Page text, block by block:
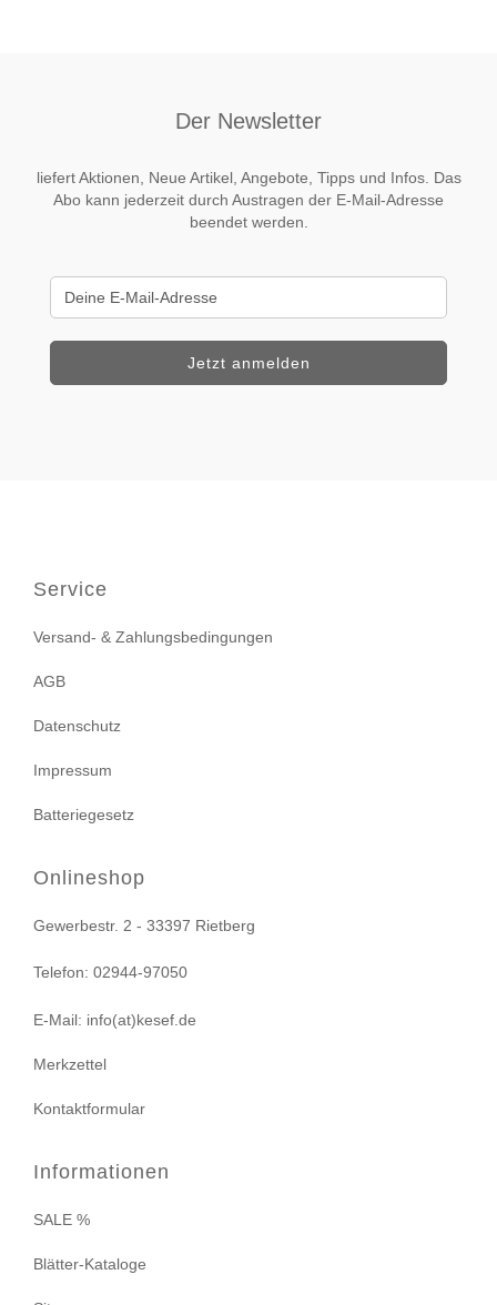
Der Newsletter
liefert Aktionen, Neue Artikel, Angebote, Tipps und Infos. Das
Abo kann jederzeit durch Austragen der E-Mail-Adresse
beendet werden.
Service
Versand- & Zahlungsbedingungen
AGB
Datenschutz
Impressum
Batteriegesetz
Onlineshop
Gewerbestr. 2 - 33397 Rietberg
Telefon: 02944-97050
E-Mail: info(at)kesef.de
Merkzettel
Kontaktformular
Informationen
SALE %
Blätter-Kataloge